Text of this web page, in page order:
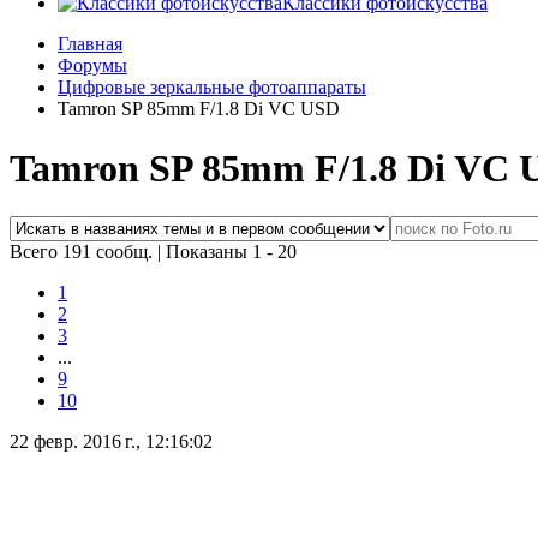
Главная
Форумы
Цифровые зеркальные фотоаппараты
Tamron SP 85mm F/1.8 Di VC USD
Tamron SP 85mm F/1.8 Di VC
Всего 191 сообщ. | Показаны 1 - 20
1
2
3
...
9
10
22 февр. 2016 г., 12:16:02